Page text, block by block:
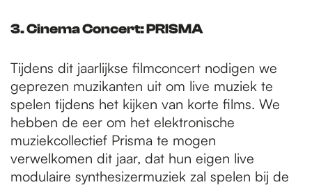
3.Cinema Concert: PRISMA
Tijdens dit jaarlijkse filmconcert nodigen we
geprezen muzikanten uit om live muziek te
spelen tijdens het kijken van korte films. We
hebben de eer om het elektronische
muziekcollectief Prisma te mogen
verwelkomen dit jaar, dat hun eigen live
modulaire synthesizermuziek zal spelen bij de